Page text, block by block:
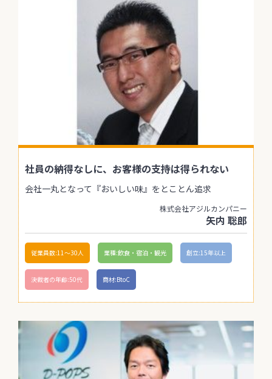
社員の納得なしに、お客様の支持は得られない
会社一丸となって『おいしい味』をとことん追求
株式会社アジルカンパニー
矢内 聡郎
従業員数:11〜30人 業種:飲食・宿泊・観光 創立:15年以上
決裁者の年齢:50代 商材:BtoC